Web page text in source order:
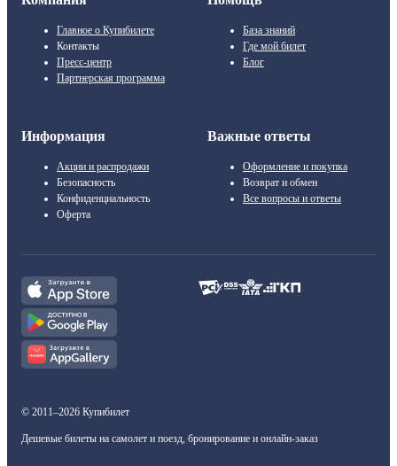
Главное о Купибилете
Контакты
Пресс-центр
Партнерская программа
База знаний
Где мой билет
Блог
Информация
Акции и распродажи
Безопасность
Конфиденциальность
Оферта
Важные ответы
Оформление и покупка
Возврат и обмен
Все вопросы и ответы
© 2011–2026 Купибилет
Дешевые билеты на самолет и поезд, бронирование и онлайн-заказ